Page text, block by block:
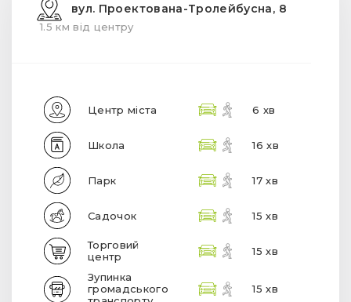
вул. Проектована-Тролейбусна, 8
1.5 км від центру
Центр міста 6 хв
Школа 16 хв
Парк 17 хв
Садочок 15 хв
Торговий
центр
15 хв
Зупинка
громадського
15 хв